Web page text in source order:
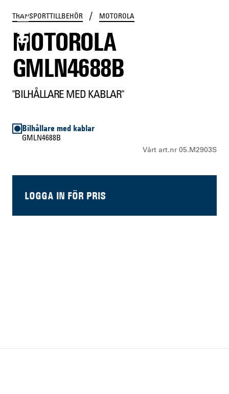
TRANSPORTTILLBEHÖR / MOTOROLA
MOTOROLA
GMLN4688B
"BILHÅLLARE MED KABLAR"
Bilhållare med kablar
GMLN4688B
Vårt art.nr 05.M2903S
LOGGA IN FÖR PRIS